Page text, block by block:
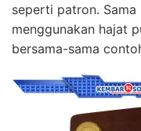
seperti patron.
menggunakan hajat
bersama-sama